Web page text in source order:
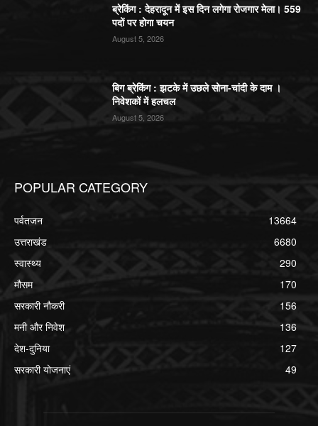
ब्रेकिंग : देहरादून में इस दिन लगेगा रोजगार मेला। 559
पदों पर होगा चयन
August 5, 2026
बिग ब्रेकिंग : झटके में उछले सोना-चांदी के दाम ।
निवेशकों में हलचल
August 5, 2026
POPULAR CATEGORY
पर्वतजन
13664
उत्तराखंड
6680
स्वास्थ्य
290
मौसम
170
सरकारी नौकरी
156
मनी और निवेश
136
देश-दुनिया
127
सरकारी योजनाएं
49